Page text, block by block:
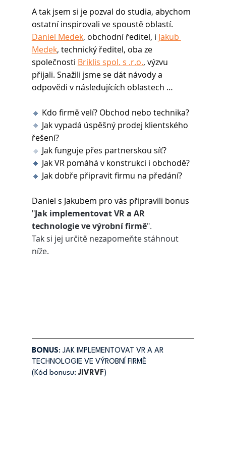
A tak jsem si je pozval do studia, abychom
ostatní inspirovali ve spoustě oblastí.
Daniel Medek, obchodní ředitel, i Jakub
Medek, technický ředitel, oba ze
společnosti Briklis spol. s .r.o., výzvu
přijali. Snažili jsme se dát návody a
odpovědi v následujících oblastech …
🔸 Kdo firmě velí? Obchod nebo technika?
🔸 Jak vypadá úspěšný prodej klientského
řešení?
🔸 Jak funguje přes partnerskou síť?
🔸 Jak VR pomáhá v konstrukci i obchodě?
🔸 Jak dobře připravit firmu na předání?
Daniel s Jakubem pro vás připravili bonus
"Jak implementovat VR a AR
technologie ve výrobní firmě".
Tak si jej určitě nezapomeňte stáhnout
níže.
BONUS: JAK IMPLEMENTOVAT VR A AR
TECHNOLOGIE VE VÝROBNÍ FIRMĚ
(Kód bonusu: JIVRVF )